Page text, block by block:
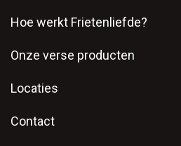
Hoe werkt Frietenliefde?
Onze verse producten
Locaties
Contact